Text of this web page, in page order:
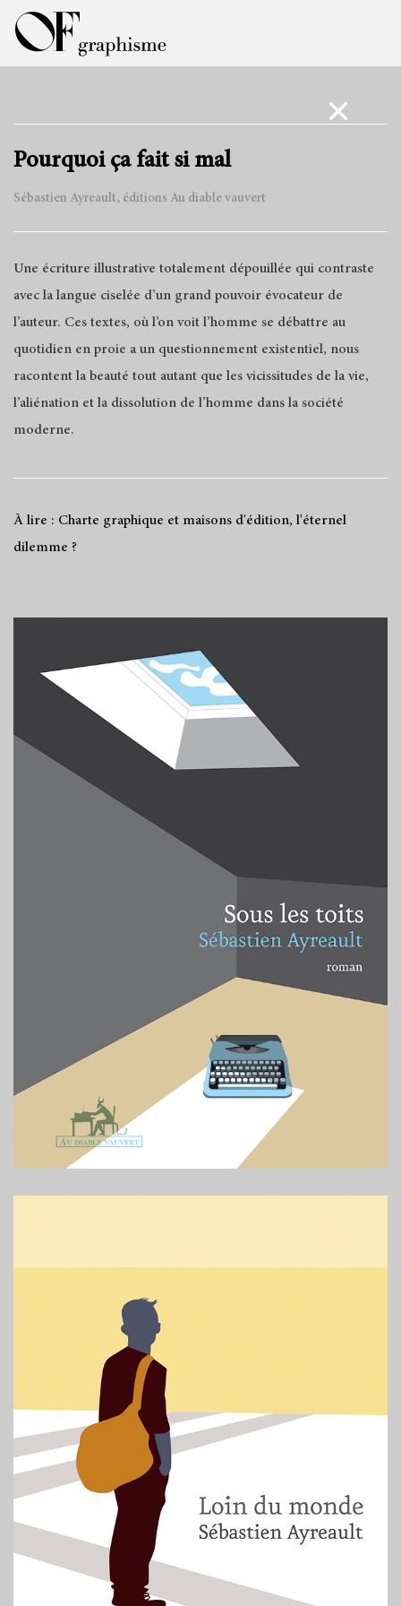
Pourquoi ça fait si mal
Sébastien Ayreault, éditions Au diable vauvert
Une écriture illustrative totalement dépouillée qui contraste
avec la langue ciselée d’un grand pouvoir évocateur de
l’auteur. Ces textes, où l’on voit l’homme se débattre au
quotidien en proie a un questionnement existentiel, nous
racontent la beauté tout autant que les vicissitudes de la vie,
l’aliénation et la dissolution de l’homme dans la société
moderne.
À lire : Charte graphique et maisons d'édition, l'éternel
dilemme ?